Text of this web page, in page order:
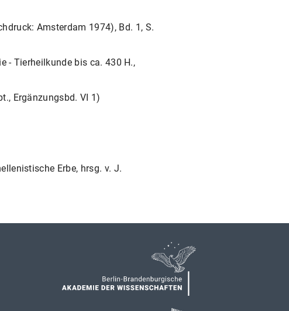
Amsterdam 1974), Bd. 1, S.
- Tierheilkunde bis ca. 430 H.,
Ergänzungsbd. VI 1)
Erbe, hrsg. v. J.